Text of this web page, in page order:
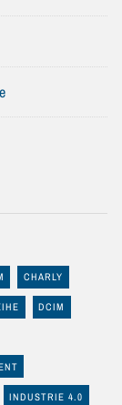
CHARLY
DCIM
INDUSTRIE 4.0